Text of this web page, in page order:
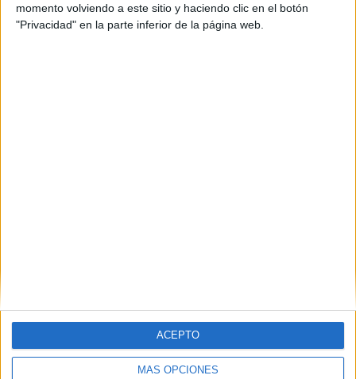
momento volviendo a este sitio y haciendo clic en el botón
"Privacidad" en la parte inferior de la página web.
MÁS OPCIONES
ACEPTO
Buscar